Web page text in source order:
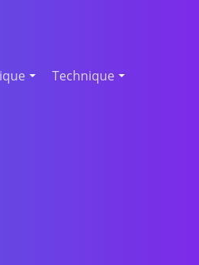
Technique